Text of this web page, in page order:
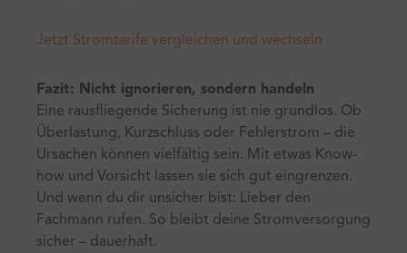
Jetzt Stromtarife vergleichen und wechseln
Fazit: Nicht ignorieren, sondern handeln
Eine rausfliegende Sicherung ist nie grundlos. Ob
Überlastung, Kurzschluss oder Fehlerstrom – die
Ursachen können vielfältig sein. Mit etwas Know-
how und Vorsicht lassen sie sich gut eingrenzen.
Und wenn du dir unsicher bist: Lieber den
Fachmann rufen. So bleibt deine Stromversorgung
sicher – dauerhaft.